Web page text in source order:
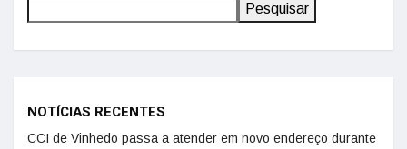
Pesquisar
NOTÍCIAS RECENTES
CCI de Vinhedo passa a atender em novo endereço durante